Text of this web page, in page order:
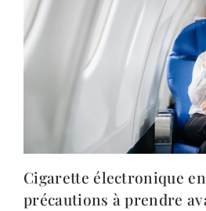
Cigarette électronique
précautions à prendre